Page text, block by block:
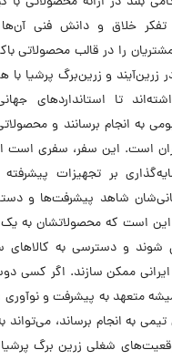
تفکر خلاق و دانش فنی
را در قالب محصولاتی
زرین‌آیند و زرین‌برگ پرشیا با
تا استانداردهای
به انجام برسانند و
است. این سفر، سفری است
بر تجهیزات پیشرفته
شاهد پیشرفت‌ها و
است که محصولاتشان به یک
شوند و دسترسی به کالاهای
ایرانی ممکن سازند. اگر کسی
متعهد به پیشرفت و
به انجام برساند، می‌تواند
شغلی زرین برگ پرشیا